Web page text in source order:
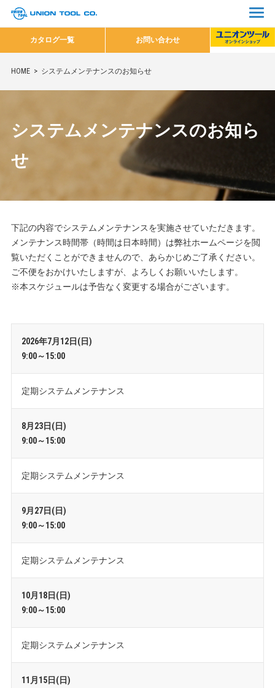
カタログ一覧 お問い合わせ
HOME システムメンテナンスのお知らせ
システムメンテナンスのお知ら
せ
下記の内容でシステムメンテナンスを実施させていただきます。
メンテナンス時間帯（時間は日本時間） は弊社ホームページを閲
覧いただくことができませんので、あらかじめご了承ください。
ご不便をおかけいたしますが、よろしくお願いいたします。
※本スケジュールは予告なく変更する場合がございます。
2026年7月12日(日)
9:00～15:00
定期システムメンテナンス
8月23日(日)
9:00～15:00
定期システムメンテナンス
9月27日(日)
9:00～15:00
定期システムメンテナンス
10月18日(日)
9:00～15:00
定期システムメンテナンス
11月15日(日)